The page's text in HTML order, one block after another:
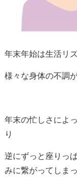
年末年始は生活リ
様々な身体の不調
年末の忙しさによ
り
逆にずっと座りっ
みに繋がってしま